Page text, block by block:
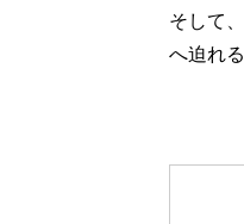
そして
へ迫れ